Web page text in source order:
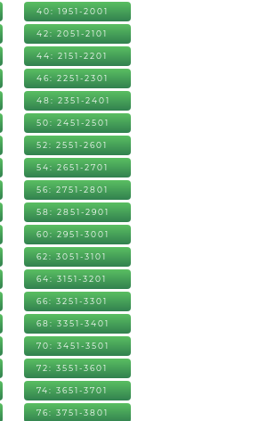
40: 1951-2001
42: 2051-2101
44: 2151-2201
46: 2251-2301
48: 2351-2401
50: 2451-2501
52: 2551-2601
54: 2651-2701
56: 2751-2801
58: 2851-2901
60: 2951-3001
62: 3051-3101
64: 3151-3201
66: 3251-3301
68: 3351-3401
70: 3451-3501
72: 3551-3601
74: 3651-3701
76: 3751-3801